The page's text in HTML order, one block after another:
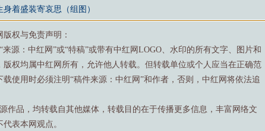
着盛装寄哀思（组图）
权与免责声明：
来源：中红网”或“特稿”或带有中红网LOGO、水印的所有文字、图片和
版权均属中红网所有，允许他人转载。但转载单位或个人应当在正确范
载使用时必须注明“稿件来源：中红网”和作者，否则，中红网将依法追
作品，均转载自其他媒体，转载目的在于传播更多信息，丰富网络文
表本网观点。